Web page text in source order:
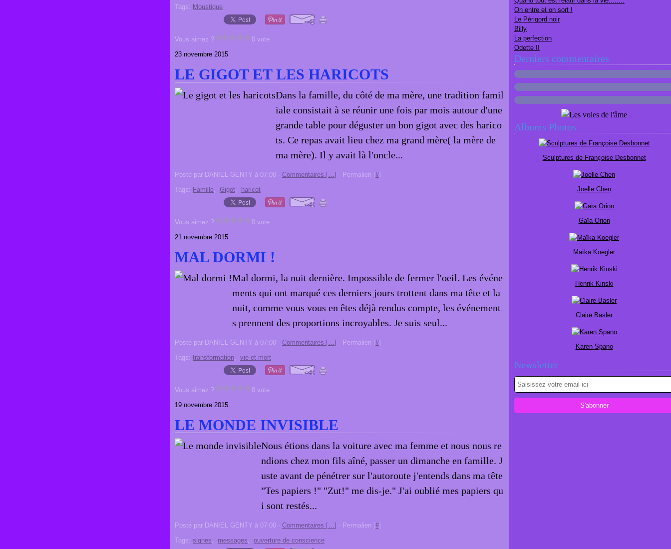
Tags: Moustique
Vous aimez ?
0 vote
23 novembre 2015
LE GIGOT ET LES HARICOTS
Dans la famille, du côté de ma mère, une tradition famil
iale consistait à se réunir une fois par mois autour d'une
grande table pour déguster un bon gigot avec des harico
ts. Ce repas avait lieu chez ma grand mère( la mère de
ma mère). Il y avait là l'oncle...
Posté par DANIEL GENTY à 07:00 - Commentaires […] - Permalien [#]
Tags: Famille, Gigot, haricot
Vous aimez ?
0 vote
21 novembre 2015
MAL DORMI !
Mal dormi, la nuit dernière. Impossible de fermer l'oeil. Les événe
ments qui ont marqué ces derniers jours trottent dans ma tête et la
nuit, comme vous vous en êtes déjà rendus compte, les événement
s prennent des proportions incroyables. Je suis seul...
Posté par DANIEL GENTY à 07:00 - Commentaires […] - Permalien [#]
Tags: transformation, vie et mort
Vous aimez ?
0 vote
19 novembre 2015
LE MONDE INVISIBLE
Nous étions dans la voiture avec ma femme et nous nous re
ndions chez mon fils aîné, passer un dimanche en famille. J
uste avant de pénétrer sur l'autoroute j'entends dans ma tête
"Tes papiers !" "Zut!" me dis-je." J'ai oublié mes papiers qu
i sont restés...
Posté par DANIEL GENTY à 07:00 - Commentaires […] - Permalien [#]
Tags: signes, messages, ouverture de conscience
On entre et on sort !
Le Périgord noir
Billy
La perfection
Odette !!
Derniers commentaires
Albums Photos
Sculptures de Françoise Desbonnet
Joelle Chen
Gaïa Orion
Maïka Koegler
Henrik Kinski
Claire Basler
Karen Spano
Newsletter